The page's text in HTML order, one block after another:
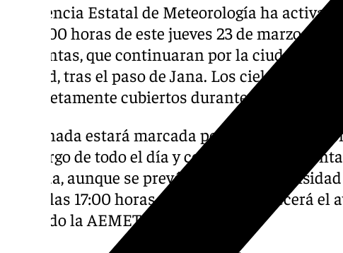
La Agencia Estatal de Meteorología ha
las 17:00 horas de este jueves 23 de marzo en
tormentas, que continuaran por la ciudad con
Konrad, tras el paso de Jana. Los cielos por su
completamente cubiertos durante toda la
La jornada estará marcada por los cielos
a lo largo de todo el día y con lluvias y
jornada, aunque se prevén de mayor
hasta las 17:00 horas, cuando desaparecerá
activado la AEMET .